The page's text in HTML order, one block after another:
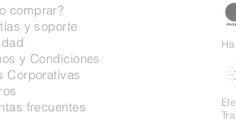
comprar?
y soporte
y Condiciones
Corporativas
frecuentes